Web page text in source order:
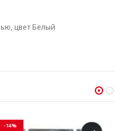
цвет Белый
-14%